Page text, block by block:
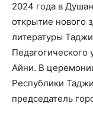
2024 года в
открытие нового
литературы
Айни. В
Республики
председатель